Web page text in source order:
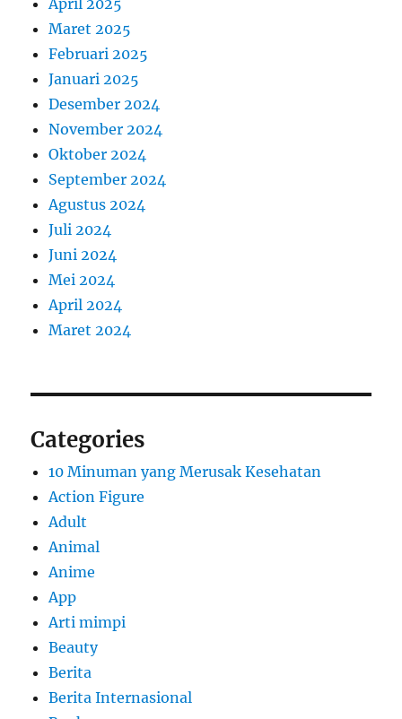
Maret 2025
Februari 2025
Januari 2025
Desember 2024
November 2024
Oktober 2024
September 2024
Agustus 2024
Juli 2024
Juni 2024
Mei 2024
April 2024
Maret 2024
Categories
10 Minuman yang Merusak Kesehatan
Action Figure
Adult
Animal
Anime
App
Arti mimpi
Beauty
Berita
Berita Internasional